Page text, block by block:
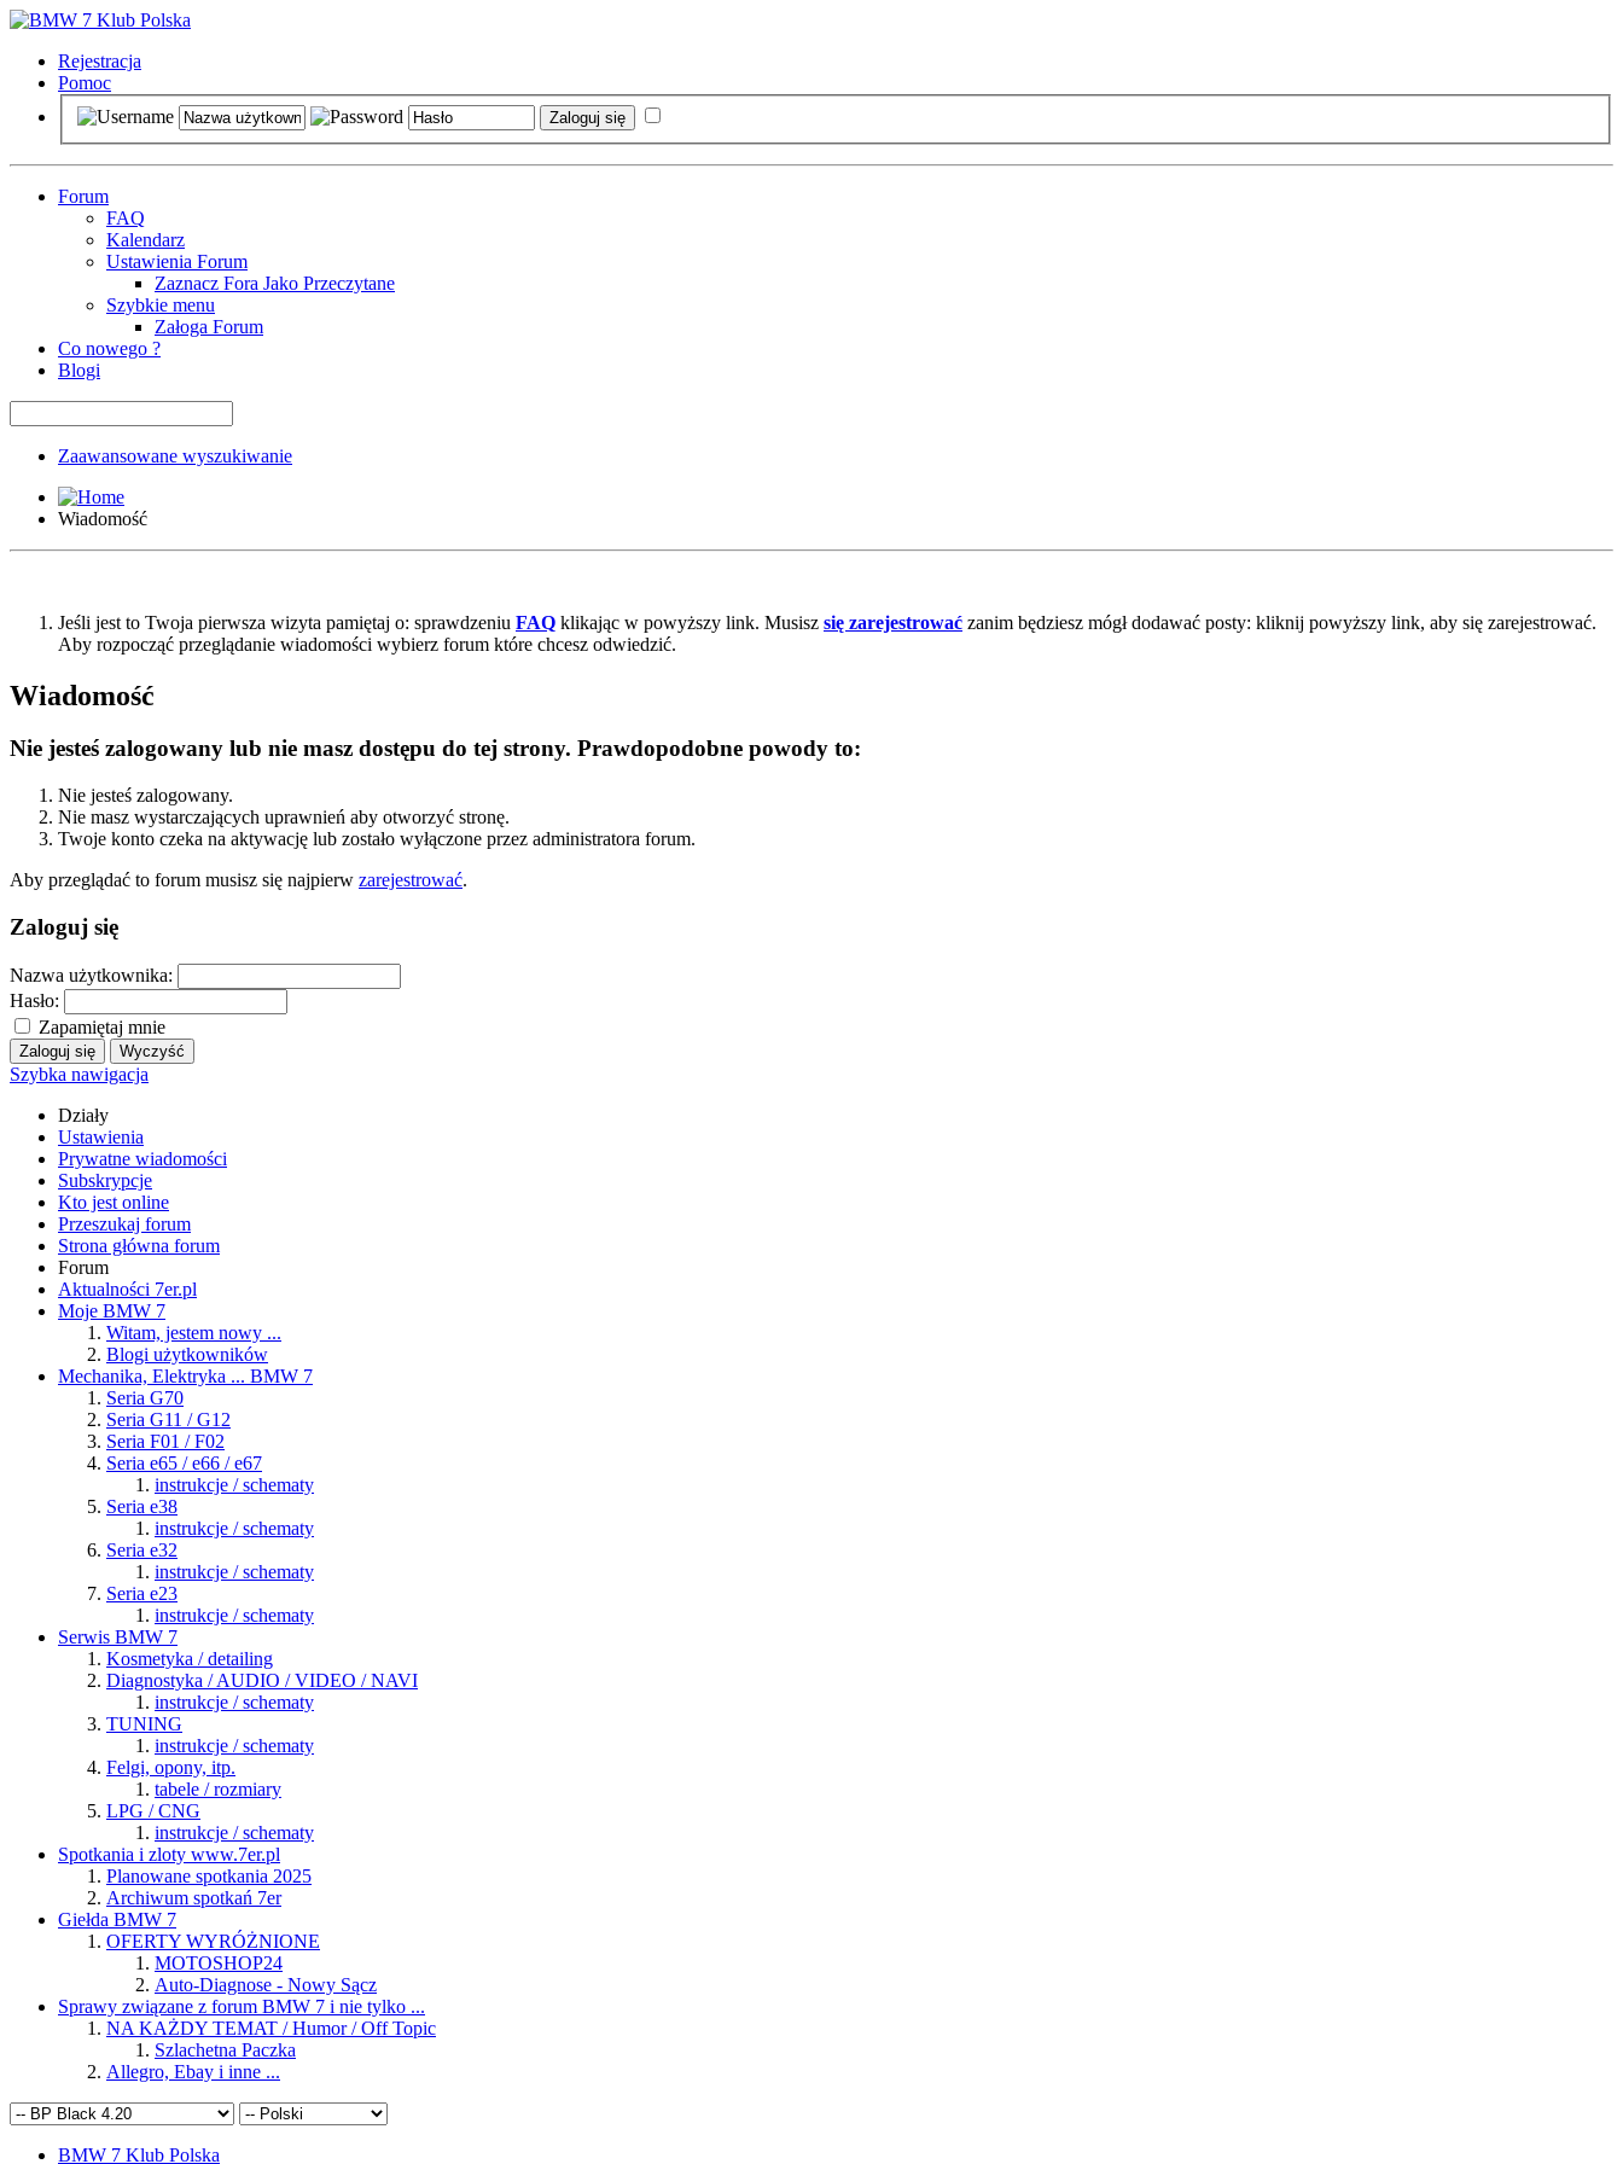
Rejestracja
Pomoc
Forum
FAQ
Kalendarz
Ustawienia Forum
Zaznacz Fora Jako Przeczytane
Szybkie menu
Załoga Forum
Co nowego ?
Blogi
Zaawansowane wyszukiwanie
Wiadomość
Jeśli jest to Twoja pierwsza wizyta pamiętaj o: sprawdzeniu FAQ klikając w powyższy link. Musisz się zarejestrować zanim będziesz mógł dodawać posty: kliknij powyższy link, aby się zarejestrować.
Aby rozpocząć przeglądanie wiadomości wybierz forum które chcesz odwiedzić.
Wiadomość
Nie jesteś zalogowany lub nie masz dostępu do tej strony. Prawdopodobne powody to:
Nie jesteś zalogowany.
Nie masz wystarczających uprawnień aby otworzyć stronę.
Twoje konto czeka na aktywację lub zostało wyłączone przez administratora forum.
Aby przeglądać to forum musisz się najpierw zarejestrować.
Zaloguj się
Nazwa użytkownika:
Hasło:
Zapamiętaj mnie
Szybka nawigacja
Działy
Ustawienia
Prywatne wiadomości
Subskrypcje
Kto jest online
Przeszukaj forum
Strona główna forum
Forum
Aktualności 7er.pl
Moje BMW 7
Witam, jestem nowy ...
Blogi użytkowników
Mechanika, Elektryka ... BMW 7
Seria G70
Seria G11 / G12
Seria F01 / F02
Seria e65 / e66 / e67
instrukcje / schematy
Seria e38
instrukcje / schematy
Seria e32
instrukcje / schematy
Seria e23
instrukcje / schematy
Serwis BMW 7
Kosmetyka / detailing
Diagnostyka / AUDIO / VIDEO / NAVI
instrukcje / schematy
TUNING
instrukcje / schematy
Felgi, opony, itp.
tabele / rozmiary
LPG / CNG
instrukcje / schematy
Spotkania i zloty www.7er.pl
Planowane spotkania 2025
Archiwum spotkań 7er
Giełda BMW 7
OFERTY WYRÓŻNIONE
MOTOSHOP24
Auto-Diagnose - Nowy Sącz
Sprawy związane z forum BMW 7 i nie tylko ...
NA KAŻDY TEMAT / Humor / Off Topic
Szlachetna Paczka
Allegro, Ebay i inne ...
BMW 7 Klub Polska